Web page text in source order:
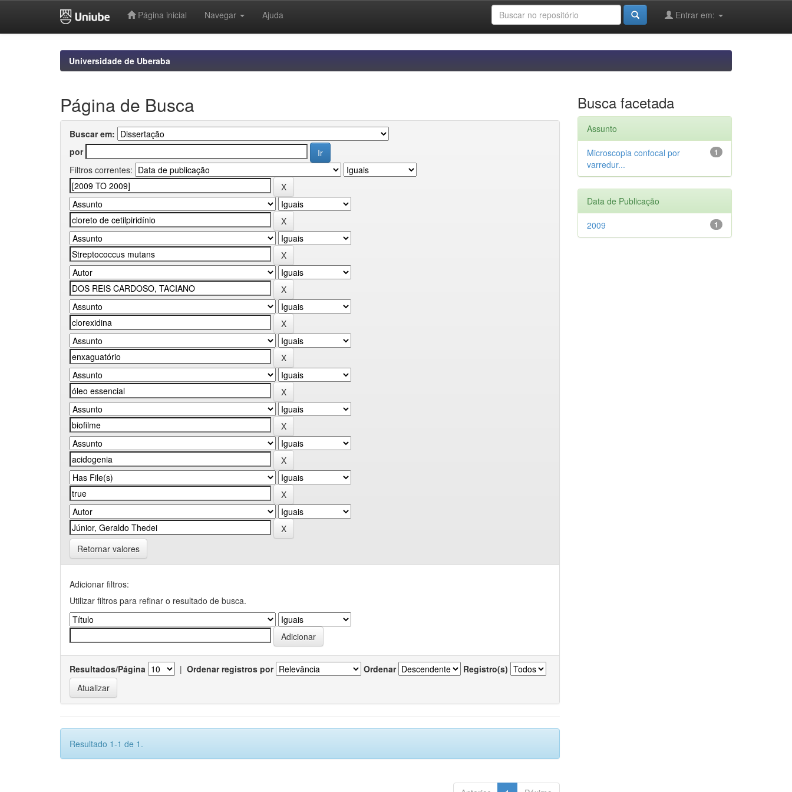
Página inicial Navegar Ajuda Entrar em:
Universidade de Uberaba
Página de Busca
Buscar em:
por
Filtros correntes:
Retornar valores
Adicionar filtros:
Utilizar filtros para refinar o resultado de busca.
Resultados/Página | Ordenar registros por Ordenar Registro(s)
Resultado 1-1 de 1.
Busca facetada
Assunto
1
Microscopia confocal por
varredur...
Data de Publicação
1
2009